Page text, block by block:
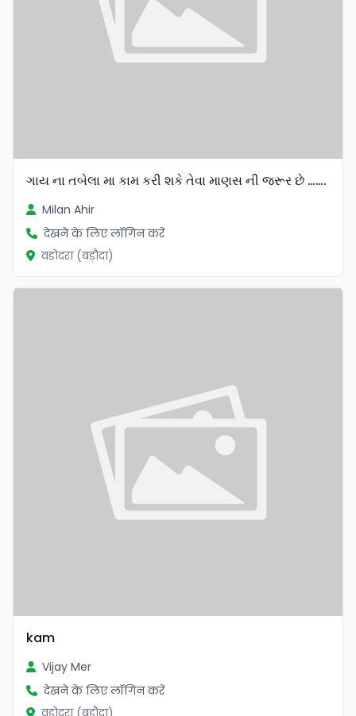
ગાય ના તબેલા મા કામ કરી શકે તેવા માણસ ની જરૂર છે …….
Milan Ahir
देखने के लिए लॉगिन करें
वडोदरा (बड़ौदा)
kam
Vijay Mer
देखने के लिए लॉगिन करें